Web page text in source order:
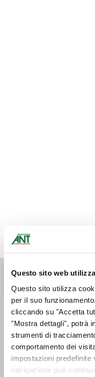
Questo sito web
Questo sito utilizza
per il suo
cliccando su "Accetta
"Mostra dettagli", potrà
strumenti di
comportamento dei
impostazioni predefinite
navigazione può